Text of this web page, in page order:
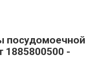
посудомоечной
1885800500 -